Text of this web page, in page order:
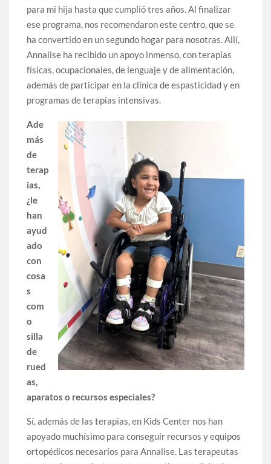
para mi hija hasta que cumplió tres años. Al finalizar
ese programa, nos recomendaron este centro, que se
ha convertido en un segundo hogar para nosotras. Allí,
Annalise ha recibido un apoyo inmenso, con terapias
físicas, ocupacionales, de lenguaje y de alimentación,
además de participar en la clínica de espasticidad y en
programas de terapias intensivas.
Ade
más
de
terap
ias,
¿le
han
ayud
ado
con
cosa
s
com
o
silla
de
rued
as,
aparatos o recursos especiales?
Sí, además de las terapias, en Kids Center nos han
apoyado muchísimo para conseguir recursos y equipos
ortopédicos necesarios para Annalise. Las terapeutas